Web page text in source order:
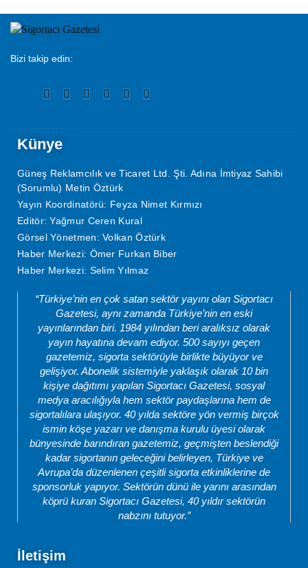
Bizi takip edin:
Künye
Güneş Reklamcılık ve Ticaret Ltd. Şti. Adına İmtiyaz Sahibi
(Sorumlu) Metin Öztürk
Yayın Koordinatörü: Feyza Nimet Kırmızı
Editör: Yağmur Ceren Kural
Görsel Yönetmen: Volkan Öztürk
Haber Merkezi: Ömer Furkan Biber
Haber Merkezi: Selim Yılmaz
“Türkiye’nin en çok satan sektör yayını olan Sigortacı
Gazetesi, aynı zamanda Türkiye’nin en eski
yayınlarından biri. 1984 yılından beri aralıksız olarak
yayın hayatına devam ediyor. 500 sayıyı geçen
gazetemiz, sigorta sektörüyle birlikte büyüyor ve
gelişiyor. Abonelik sistemiyle yaklaşık olarak 10 bin
kişiye dağıtımı yapılan Sigortacı Gazetesi, sosyal
medya aracılığıyla hem sektör paydaşlarına hem de
sigortalılara ulaşıyor. 40 yılda sektöre yön vermiş birçok
ismin köşe yazarı ve danışma kurulu üyesi olarak
bünyesinde barındıran gazetemiz, geçmişten beslendiği
kadar sigortanın geleceğini belirleyen, Türkiye ve
Avrupa’da düzenlenen çeşitli sigorta etkinliklerine de
sponsorluk yapıyor. Sektörün dünü ile yarını arasından
köprü kuran Sigortacı Gazetesi, 40 yıldır sektörün
nabzını tutuyor.”
İletişim